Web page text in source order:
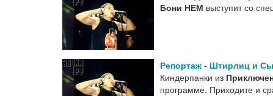
Бони НЕМ выступит со
Репортаж - Штирлиц и
Киндерпанки из
программе. Приходите и